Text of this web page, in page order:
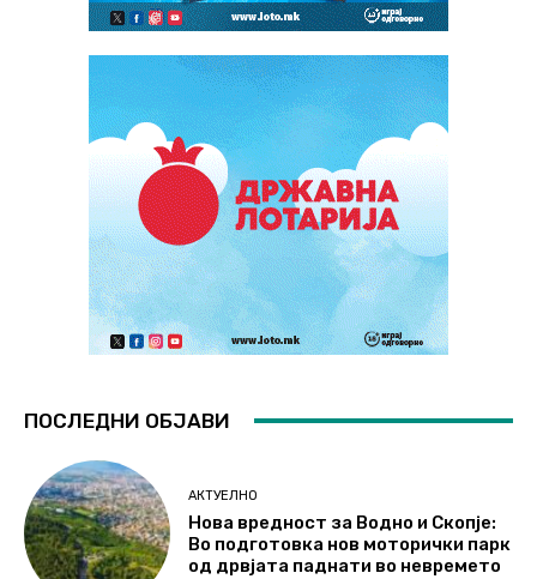
ПОСЛЕДНИ ОБЈАВИ
АКТУЕЛНО
Нова вредност за Водно и Скопје:
Во подготовка нов моторички парк
од дрвјата паднати во невремето